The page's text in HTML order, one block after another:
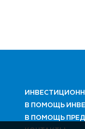
В ПОМОЩЬ
В ПОМОЩЬ